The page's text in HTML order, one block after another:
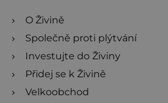
O Živině
Společně proti plýtvání
Investujte do Živiny
Přidej se k Živině
Velkoobchod